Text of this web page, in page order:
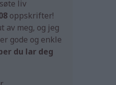
liv
oppskrifter!
av meg, og jeg
gode og enkle
du lar deg